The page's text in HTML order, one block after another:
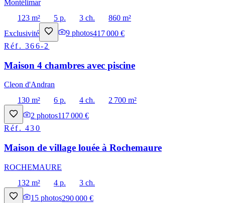
Montélimar
123 m²
5 p. 3 ch.
860 m²
Exclusivité
9 photos417 000 €
Réf.366-2
Maison 4 chambres avec piscine
Cleon d'Andran
130 m²
6 p. 4 ch.
2 700 m²
2 photos117 000 €
Réf.430
Maison de village louée à Rochemaure
ROCHEMAURE
132 m²
4 p.
3 ch.
15 photos290 000 €